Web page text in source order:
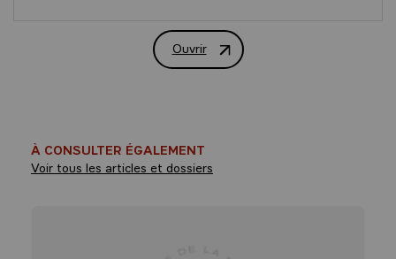
Dans quelques instants, j’évoquerai avec Monsieur le Taoiseach, Leo
VARADKAR, l’ensemble des options et les conséquences possibles
jamais, quoi qu’il arrive, l’Irlande et les Irlandais car cette solidarité est
le sens même du projet européen. C’est pourquoi notre rencontre
aujourd’hui est, à mes yeux, extrêmement importante. Nous
Ouvrir
Déclaration conjointe du Président
À CONSULTER ÉGALEMENT
Voir tous les articles et dossiers